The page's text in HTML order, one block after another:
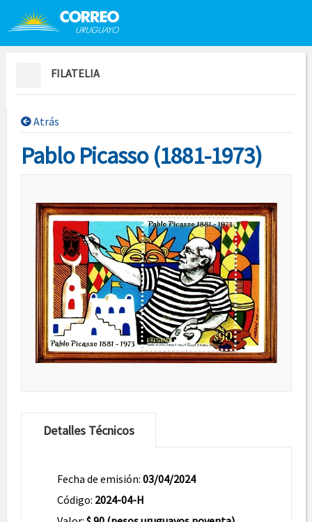
Saltar al contenido
FILATELIA
Atrás
Pablo Picasso (1881-1973)
Detalles Técnicos
Fecha de emisión: 03/04/2024
Código: 2024-04-H